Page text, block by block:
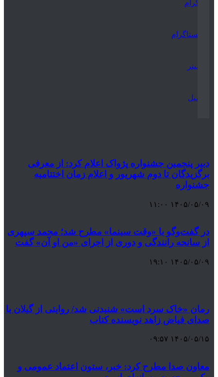
تلگرام
اینستاگرام
توییتر
ایمیل
دبیر پنجمین جشنواره پژواک اعلام کرد: از معرفی
برگزیدگان تا دوم شهریور و اعلام زمان اختتامیه
جشنواره
۱۴۰۵/۰۵/۰۹ ۱۱:۰۰
در گفت‌وگو با «وقت سینما» مطرح شد؛ محمد سپهری
از سانحه رانندگی و دوری از اجرای «من او آن» گفت
۱۴۰۵/۰۵/۰۹ ۱۹:۱۰
رمان «خاک سرد است» شنیدنی شد/ روایتی از گیلان با
صدای فیاض زاهد نویسنده کتاب
۱۴۰۵/۰۵/۱۵ ۰۹:۵۷
معاون صدا مطرح کرد: خبر، ستون اعتماد عمومی و